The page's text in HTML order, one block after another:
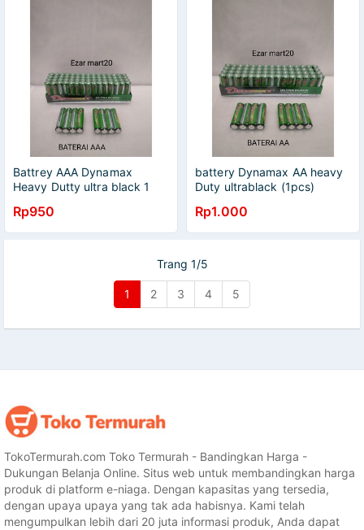
Battrey AAA Dynamax
Heavy Dutty ultra black 1
Rp950
battery Dynamax AA heavy
Duty ultrablack (1pcs)
Rp1.000
Trang 1/5
1 2 3 4 5
TokoTermurah.com Toko Termurah - Bandingkan Harga -
Dukungan Belanja Online. Situs web untuk membandingkan harga
produk di platform e-niaga. Dengan kapasitas yang tersedia,
dengan upaya upaya yang tak ada habisnya. Kami telah
mengumpulkan lebih dari 20 juta informasi produk, Anda dapat